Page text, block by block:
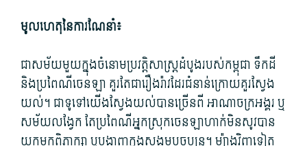
មូលហេតុ​នៃ​ការណែនាំ៖
ជា​សម័យ​មួយ​ក្នុង​ចំ​នោម​ប្រវត្តិសាស្ត្រ​ដំបូង​របស់​កម្ពុជា ទឹកដី
និង​ប្រពៃណី​ចេនឡា គួរតែ​ជា​រឿងរ៉ាវ​ដែរ​ជំនាន់​ក្រោយ​គួរ​ស្វែង
យល់។ ជាទូទៅ​យើង​ស្វែងយល់​បាន​ច្រើន​ពី អាណាចក្រ​អង្គរ ឬ​
សម័យ​លង្វែក តែ​ប្រពៃណី​អ្នកស្រុក​ចេនឡា​ហាក់​មិនសូវ​បាន​
យក​មក​ពិភាក្សា ឬ​បង្ហាញ​ក្នុង​សង្គម​បច្ចុប្បន្ន។ ម្យ៉ាងវិញទៀត